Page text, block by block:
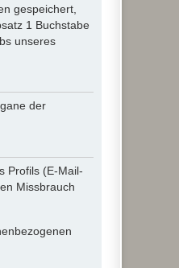
gespeichert,
1 Buchstabe
unseres
der
Profils (E-Mail-
Missbrauch